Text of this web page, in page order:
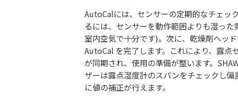
AutoCalには、センサーの定期的なチェッ
るには、センサーを動作範囲よりも湿っ
室内空気で十分です)。次に、乾燥剤ヘッ
AutoCal を完了します。これにより、露点
が同期され、使用の準備が整います。
ザーは露点湿度計のスパンをチェックし
に値の補正が行えます。